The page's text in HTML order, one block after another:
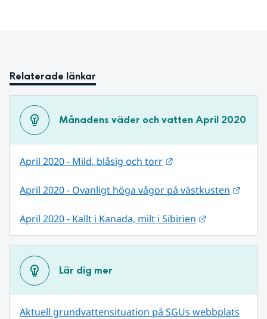
Relaterade länkar
Månadens väder och vatten April 2020
April 2020 - Mild, blåsig och torr
April 2020 - Ovanligt höga vågor på västkusten
April 2020 - Kallt i Kanada, milt i Sibirien
Lär dig mer
Aktuell grundvattensituation på SGUs webbplats